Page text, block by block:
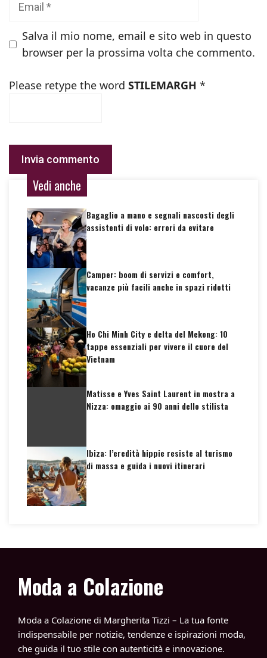
Salva il mio nome, email e sito web in questo
browser per la prossima volta che commento.
Please retype the word STILEMARGH *
Vedi anche
Bagaglio a mano e segnali nascosti degli
assistenti di volo: errori da evitare
Camper: boom di servizi e comfort,
vacanze più facili anche in spazi ridotti
Ho Chi Minh City e delta del Mekong: 10
tappe essenziali per vivere il cuore del
Vietnam
Matisse e Yves Saint Laurent in mostra a
Nizza: omaggio ai 90 anni dello stilista
Ibiza: l’eredità hippie resiste al turismo
di massa e guida i nuovi itinerari
Moda a Colazione
Moda a Colazione di Margherita Tizzi – La tua fonte
indispensabile per notizie, tendenze e ispirazioni moda,
che guida il tuo stile con autenticità e innovazione.